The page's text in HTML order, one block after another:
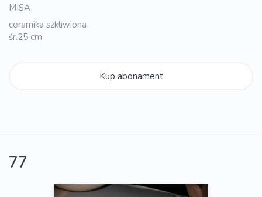
MISA
ceramika szkliwiona
śr.25 cm
Kup abonament
77